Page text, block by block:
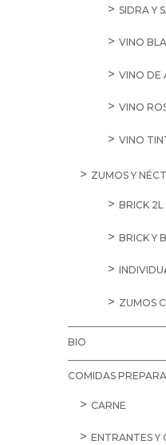
SIDRA Y
VINO
VINO DE
VINO
VINO
ZUMOS Y
BRICK 2L
BRICK Y
ZUMOS
BIO
COMIDAS
CARNE
ENTRANTES Y